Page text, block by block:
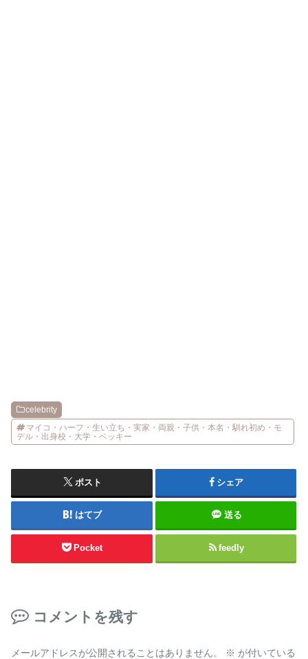
celebrity
マイコ・ハーフ・生い立ち・実家・両親・子供・本名・馴れ初め・モ
デル・出身校・大学・ベッキー
ポスト シェア
はてブ 送る
Pocket feedly
コメントを残す
メールアドレスが公開されることはありません。 ※ が付いている